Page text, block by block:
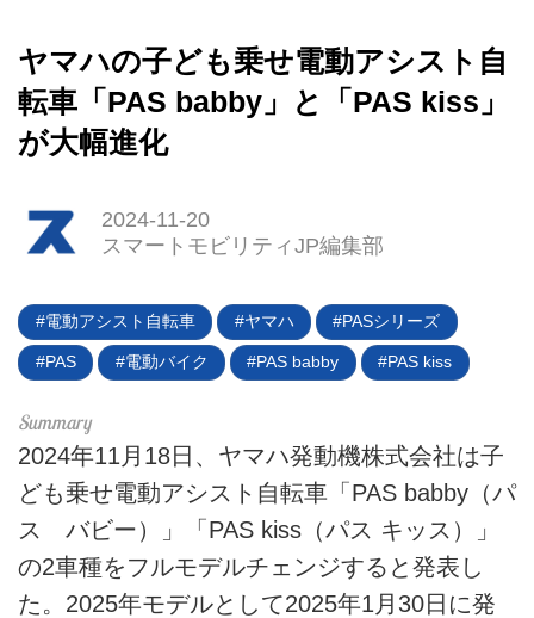
HOME
ヤマハの子ども乗せ電動アシスト自
転車「PAS babby」と「PAS kiss」
が大幅進化
2024-11-20
スマートモビリティJP編集部
電動アシスト自転車 ヤマハ PASシリーズ
PAS 電動バイク PAS babby PAS kiss
2024年11月18日、ヤマハ発動機株式会社は子
ども乗せ電動アシスト自転車「PAS babby（パ
ス バビー）」「PAS kiss（パス キッス）」
の2車種をフルモデルチェンジすると発表し
た。2025年モデルとして2025年1月30日に発